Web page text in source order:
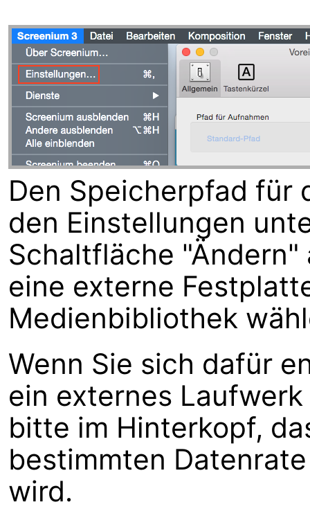
Den Speicherpfad für
den Einstellungen
Schaltfläche "Ändern"
eine externe
Medienbibliothek
Wenn Sie sich dafür
ein externes
bitte im Hinterkopf,
bestimmten
wird.